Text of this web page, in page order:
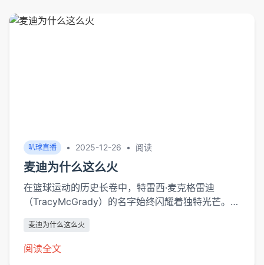
叭球直播 • 2025-12-26 • 阅读
麦迪为什么这么火
在篮球运动的历史长卷中，特雷西·麦克格雷迪
（TracyMcGrady）的名字始终闪耀着独特光芒。这
持续引发"麦迪热"现象：B站相关视频累计播放量突
破3亿次，抖音麦迪话题下内容超过50万条，其35
麦迪为什么这么火
阅读全文